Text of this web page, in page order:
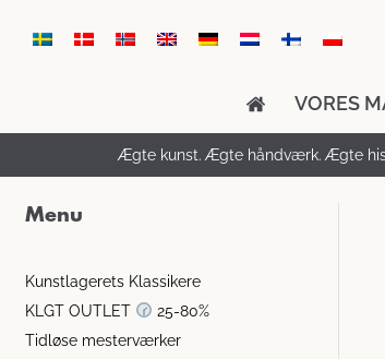
VORES
Ægte kunst. Ægte håndværk. Ægte
Menu
Kunstlagerets Klassikere
KLGT OUTLET
25-80%
Tidløse mesterværker